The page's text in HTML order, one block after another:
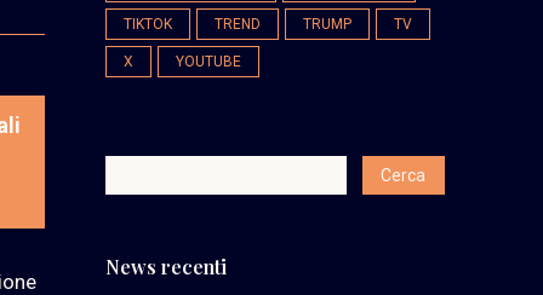
TIKTOK TREND TRUMP TV
X YOUTUBE
News recenti